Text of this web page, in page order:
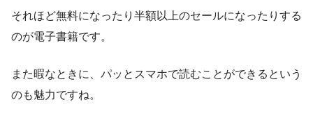
それほど無料になったり半額以上のセールになったりする
のが電子書籍です。
また暇なときに、パッとスマホで読むことができるという
のも魅力ですね。